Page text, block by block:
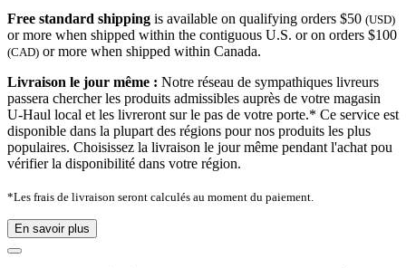
Free standard shipping is available on qualifying orders $50 (USD)
or more when shipped within the contiguous U.S. or on orders $100
(CAD) or more when shipped within Canada.
Livraison le jour même : Notre réseau de sympathiques livreurs
passera chercher les produits admissibles auprès de votre magasin
U-Haul local et les livreront sur le pas de votre porte.* Ce service est
disponible dans la plupart des régions pour nos produits les plus
populaires. Choisissez la livraison le jour même pendant l'achat pou
vérifier la disponibilité dans votre région.
*Les frais de livraison seront calculés au moment du paiement.
En savoir plus